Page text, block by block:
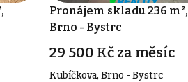
Pronájem skladu 236 m²,
Brno - Bystrc
29 500 Kč za měsíc
Kubíčkova, Brno - Bystrc